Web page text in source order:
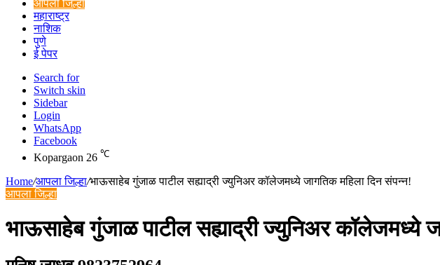
आपला जिल्हा
महाराष्ट्र
नाशिक
पुणे
ई पेपर
Search for
Switch skin
Sidebar
Login
WhatsApp
Facebook
Kopargaon 26 ℃
Home/आपला जिल्हा/भाऊसाहेब गुंजाळ पाटील सह्याद्री ज्युनिअर कॉलेजमध्ये जागतिक महिला दिन संपन्न!
आपला जिल्हा
भाऊसाहेब गुंजाळ पाटील सह्याद्री ज्युनिअर कॉलेजमध्ये